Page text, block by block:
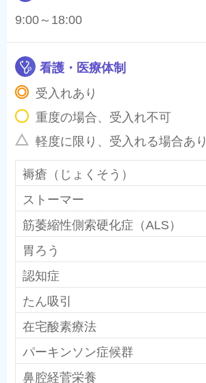
9:00～18:00
看護・医療体制
受入れあり
重度の場合、受入れ不可
軽度に限り、受入れる場合あり
褥瘡（じょくそう）
ストーマー
筋萎縮性側索硬化症（ALS）
胃ろう
認知症
たん吸引
在宅酸素療法
パーキンソン症候群
鼻腔経菅栄養